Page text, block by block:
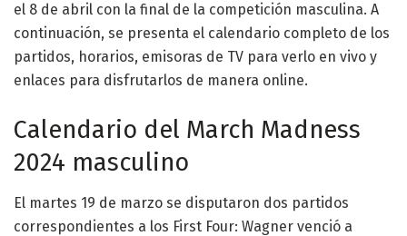
el 8 de abril con la final de la competición masculina. A
continuación, se presenta el calendario completo de los
partidos, horarios, emisoras de TV para verlo en vivo y
enlaces para disfrutarlos de manera online.
Calendario del March Madness
2024 masculino
El martes 19 de marzo se disputaron dos partidos
correspondientes a los First Four: Wagner venció a